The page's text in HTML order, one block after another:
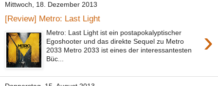
Mittwoch, 18. Dezember 2013
[Review] Metro: Last Light
›
Metro: Last Light ist ein postapokalyptischer
Egoshooter und das direkte Sequel zu Metro
2033 Metro 2033 ist eines der interessantesten
Büc...